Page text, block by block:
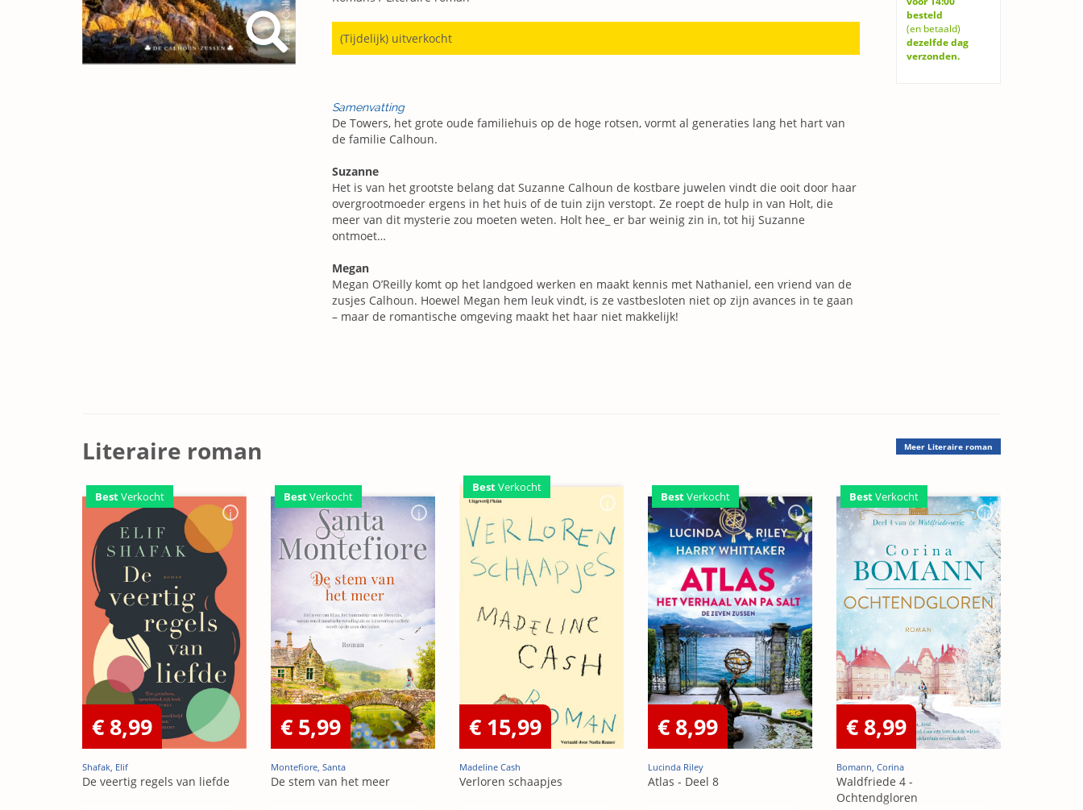
besteld
(en betaald)
dezelfde dag
verzonden.
(Tijdelijk) uitverkocht
Samenvatting
De Towers, het grote oude familiehuis op de hoge rotsen, vormt al generaties lang het hart van
de familie Calhoun.
Suzanne
Het is van het grootste belang dat Suzanne Calhoun de kostbare juwelen vindt die ooit door haar
overgrootmoeder ergens in het huis of de tuin zijn verstopt. Ze roept de hulp in van Holt, die
meer van dit mysterie zou moeten weten. Holt hee_ er bar weinig zin in, tot hij Suzanne
ontmoet…
Megan
Megan O’Reilly komt op het landgoed werken en maakt kennis met Nathaniel, een vriend van de
zusjes Calhoun. Hoewel Megan hem leuk vindt, is ze vastbesloten niet op zijn avances in te gaan
– maar de romantische omgeving maakt het haar niet makkelijk!
Literaire roman Meer Literaire roman
BestVerkocht
€ 8,99
Shafak, Elif
De veertig regels van liefde
BestVerkocht
€ 5,99
Montefiore, Santa
De stem van het meer
BestVerkocht
€ 15,99
Madeline Cash
Verloren schaapjes
BestVerkocht
€ 8,99
Lucinda Riley
Atlas - Deel 8
BestVerkocht
€ 8,99
Bomann, Corina
Waldfriede 4 -
Ochtendgloren